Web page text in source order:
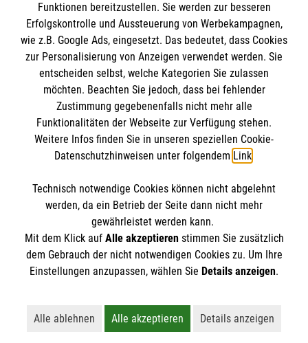
Kursdauer:
9 Unterrichtseinheiten à 45 Minuten
Jetzt Kurs buchen: Erste-Hilfe in
Bildungseinrichtungen
Impressum
Datenschutz
Barrierefreiheit
Kontakt
Ansprechpersonen
Die Malteser
Malteser in Deutschland
Malteserorden
Sharepoint
Spendenkonto
Bank: Pax-Bank für Kirche und Caritas eG
IBAN: DE90 3706 0120 1201 2100 18
BIC: GENODED1PA7
So finden Sie uns
Oulustraße 12
51375 Leverkusen
Mail:bezirksgeschaeftsfuehrung.rno@malteser.org
Der Malteser Hilfsdienst e.V. ist als eingetragene
Gewerbesteuer befreit.
Funktionen bereitzustellen. Sie werden zur besseren
Erfolgskontrolle und Aussteuerung von Werbekampagnen,
wie z.B. Google Ads, eingesetzt. Das bedeutet, dass Cookies
zur Personalisierung von Anzeigen verwendet werden. Sie
entscheiden selbst, welche Kategorien Sie zulassen
möchten. Beachten Sie jedoch, dass bei fehlender
Zustimmung gegebenenfalls nicht mehr alle
Funktionalitäten der Webseite zur Verfügung stehen.
Weitere Infos finden Sie in unseren speziellen Cookie-
Datenschutzhinweisen unter folgendem Link.
Technisch notwendige Cookies können nicht abgelehnt
werden, da ein Betrieb der Seite dann nicht mehr
gewährleistet werden kann.
Mit dem Klick auf Alle akzeptierenstimmen Sie zusätzlich
dem Gebrauch der nicht notwendigen Cookies zu. Um Ihre
Einstellungen anzupassen, wählen Sie Details anzeigen.
Alle ablehnen
Lehnt alle nicht-essentiellen Cookies ab
Alle akzeptieren
Akzeptiert alle Cookies
Details anzeigen